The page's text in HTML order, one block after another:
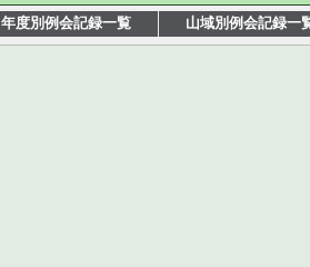
年度別例会記録一覧 山域別例会記録一